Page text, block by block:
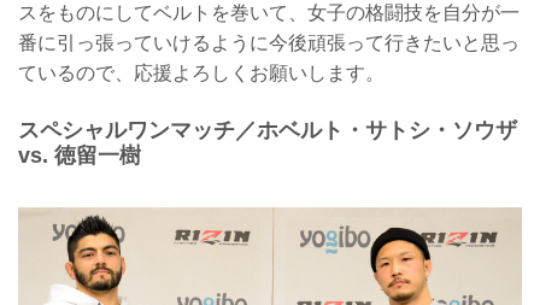
スをものにしてベルトを巻いて、女子の格闘技を自分が一
番に引っ張っていけるように今後頑張って行きたいと思っ
ているので、応援よろしくお願いします。
スペシャルワンマッチ／ホベルト・サトシ・ソウザ
vs. 徳留一樹